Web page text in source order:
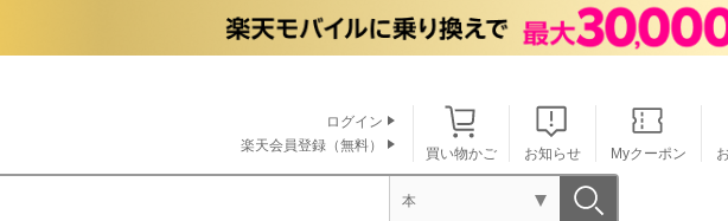
買い物かご お知らせ Myクーポン
ログイン
楽天会員登録（無料）
本